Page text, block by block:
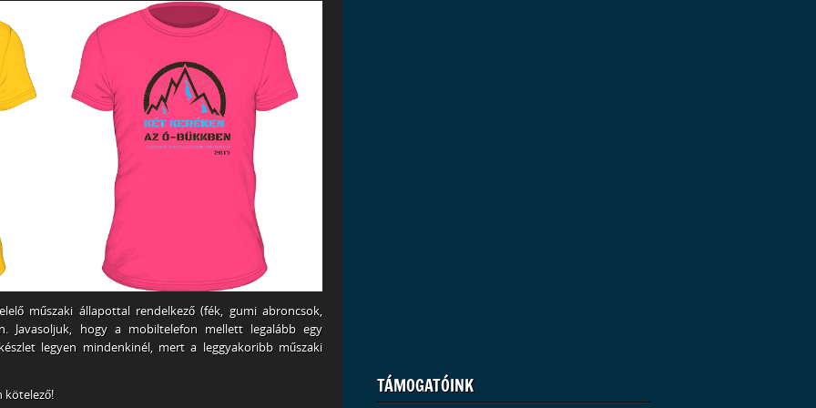
műszaki állapottal rendelkező (fék, gumi abroncsok,
Javasoljuk, hogy a mobiltelefon mellett legalább egy
legyen mindenkinél, mert a leggyakoribb műszaki
kötelező! TÁMOGATÓINK